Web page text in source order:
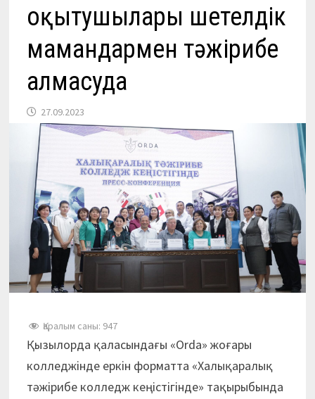
оқытушылары шетелдік
мамандармен тәжірибе
алмасуда
27.09.2023
Қаралым саны: 947
Қызылорда қаласындағы «Orda» жоғары
колледжінде еркін форматта «Халықаралық
тәжірибе колледж кеңістігінде» тақырыбында